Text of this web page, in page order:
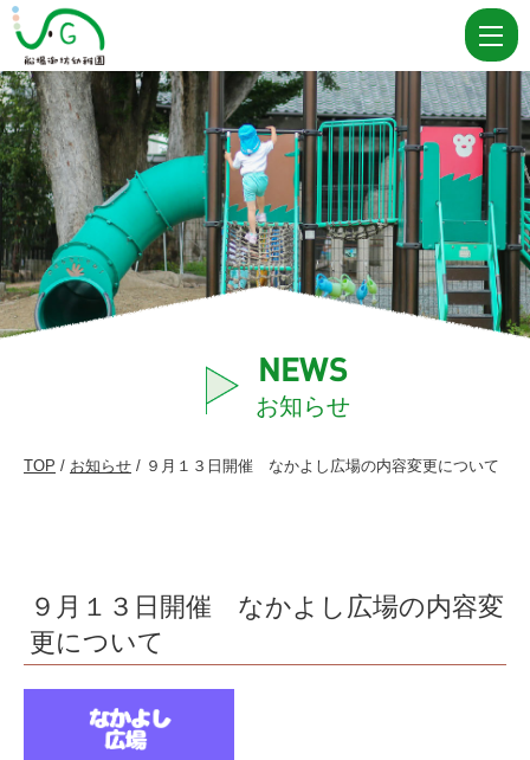
月
１
３
日
開
催
な
よ
し
場
容
変
更
NEWS
お知らせ
TOP / お知らせ / ９月１３日開催 なかよし広場の内容変更について
９月１３日開催 なかよし広場の内容変
更について